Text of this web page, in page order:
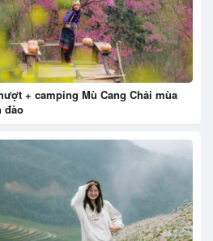
+ camping Mù Cang Chải mùa
đào